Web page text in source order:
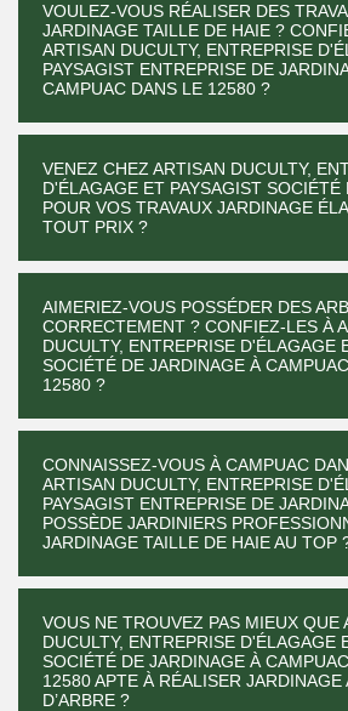
VOULEZ-VOUS RÉALISER DES
JARDINAGE TAILLE DE HAIE ?
ARTISAN DUCULTY, ENTREPRISE
PAYSAGIST ENTREPRISE DE
CAMPUAC DANS LE 12580 ?
VENEZ CHEZ ARTISAN DUCULTY,
D'ÉLAGAGE ET PAYSAGIST SOCIÉTÉ
POUR VOS TRAVAUX JARDINAGE
TOUT PRIX ?
AIMERIEZ-VOUS POSSÉDER DES
CORRECTEMENT ? CONFIEZ-LES À
DUCULTY, ENTREPRISE D'ÉLAGAGE
SOCIÉTÉ DE JARDINAGE À
12580 ?
CONNAISSEZ-VOUS À CAMPUAC
ARTISAN DUCULTY, ENTREPRISE
PAYSAGIST ENTREPRISE DE
POSSÈDE JARDINIERS
JARDINAGE TAILLE DE HAIE AU TOP
VOUS NE TROUVEZ PAS MIEUX QUE
DUCULTY, ENTREPRISE D'ÉLAGAGE
SOCIÉTÉ DE JARDINAGE À
12580 APTE À RÉALISER JARDINAGE
D’ARBRE ?